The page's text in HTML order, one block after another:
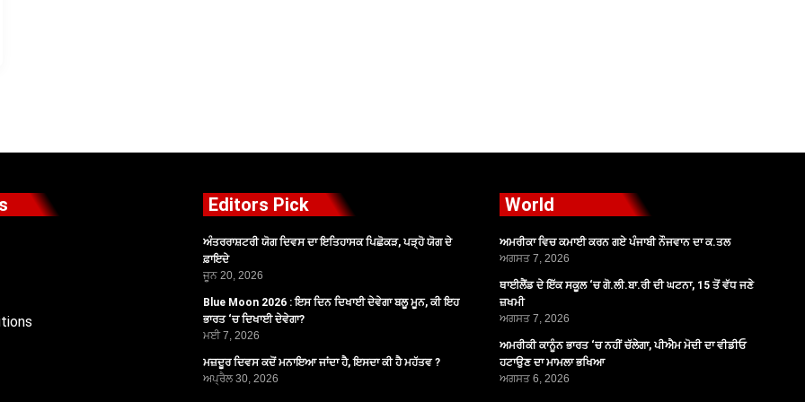
Editors Pick
ਅੰਤਰਰਾਸ਼ਟਰੀ ਯੋਗ ਦਿਵਸ ਦਾ ਇਤਿਹਾਸਕ ਪਿਛੋਕੜ, ਪੜ੍ਹੋ ਯੋਗ ਦੇ
ਫ਼ਾਇਦੇ
ਜੂਨ 20, 2026
Blue Moon 2026 : ਇਸ ਦਿਨ ਦਿਖਾਈ ਦੇਵੇਗਾ ਬਲੂ ਮੂਨ, ਕੀ ਇਹ
ਭਾਰਤ ‘ਚ ਦਿਖਾਈ ਦੇਵੇਗਾ?
ਮਈ 7, 2026
ਮਜ਼ਦੂਰ ਦਿਵਸ ਕਦੋਂ ਮਨਾਇਆ ਜਾਂਦਾ ਹੈ, ਇਸਦਾ ਕੀ ਹੈ ਮਹੱਤਵ ?
ਅਪ੍ਰੈਲ 30, 2026
World
ਅਮਰੀਕਾ ਵਿਚ ਕਮਾਈ ਕਰਨ ਗਏ ਪੰਜਾਬੀ ਨੌਜਵਾਨ ਦਾ ਕ.ਤਲ
ਅਗਸਤ 7, 2026
ਥਾਈਲੈਂਡ ਦੇ ਇੱਕ ਸਕੂਲ ‘ਚ ਗੋ.ਲੀ.ਬਾ.ਰੀ ਦੀ ਘਟਨਾ, 15 ਤੋਂ ਵੱਧ ਜਣੇ
ਜ਼ਖਮੀ
ਅਗਸਤ 7, 2026
ਅਮਰੀਕੀ ਕਾਨੂੰਨ ਭਾਰਤ ‘ਚ ਨਹੀਂ ਚੱਲੇਗਾ, ਪੀਐਮ ਮੋਦੀ ਦਾ ਵੀਡੀਓ
ਹਟਾਉਣ ਦਾ ਮਾਮਲਾ ਭਖਿਆ
ਅਗਸਤ 6, 2026